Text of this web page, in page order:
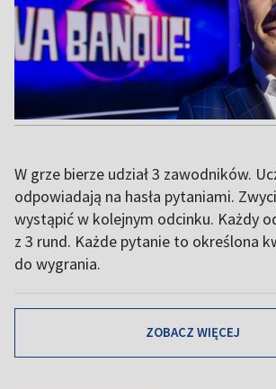
W grze bierze udział 3 zawodników.
odpowiadają na hasła pytaniami.
wystąpić w kolejnym odcinku. Każdy
z 3 rund. Każde pytanie to określona
do wygrania.
ZOBACZ WIĘCEJ